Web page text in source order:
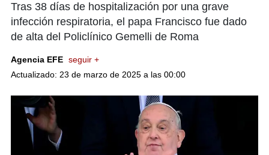
Tras 38 días de hospitalización por una grave
infección respiratoria, el papa Francisco fue dado
de alta del Policlínico Gemelli de Roma
Agencia EFE seguir +
Actualizado: 23 de marzo de 2025 a las 00:00